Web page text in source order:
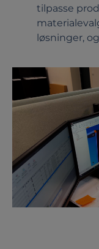
tilpasse
løsninger,